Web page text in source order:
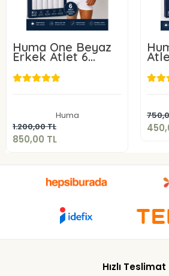
Huma One Beyaz
Erkek Atlet 6
ADET 101-
Huma
1.200,00 TL
850,00 TL
Sepete Ekle
Hızlı Teslimat